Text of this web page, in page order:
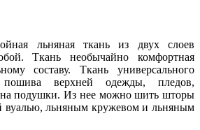
льняная ткань из двух слоев
Ткань необычайно комфортная
составу.Ткань универсального
верхней одежды, пледов,
на подушки. Из нее можно шить шторы
вуалью, льняным кружевом и льняным